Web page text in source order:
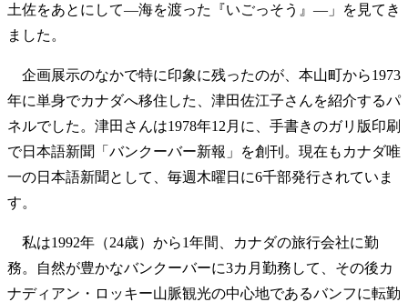
土佐をあとにして―海を渡った『いごっそう』―」を見てき
ました。
企画展示のなかで特に印象に残ったのが、本山町から1973
年に単身でカナダへ移住した、津田佐江子さんを紹介するパ
ネルでした。津田さんは1978年12月に、手書きのガリ版印刷
で日本語新聞「バンクーバー新報」を創刊。現在もカナダ唯
一の日本語新聞として、毎週木曜日に6千部発行されていま
す。
私は1992年（24歳）から1年間、カナダの旅行会社に勤
務。自然が豊かなバンクーバーに3カ月勤務して、その後カ
ナディアン・ロッキー山脈観光の中心地であるバンフに転勤